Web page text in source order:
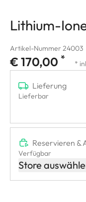
Lithium-
Artikel-Nummer 24003
€ 170,00 * *
Lieferung
Lieferbar
Reservieren &
Verfügbar
Store